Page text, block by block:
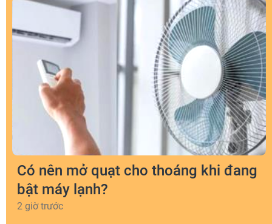
Có nên mở quạt cho thoáng khi đang
bật máy lạnh?
2 giờ trước